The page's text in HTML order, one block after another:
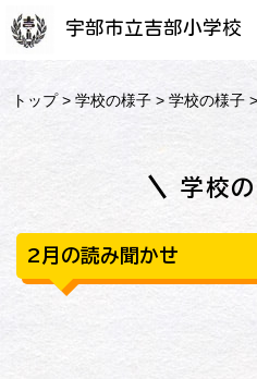
宇部市立吉部小学校
トップ>学校の様子 >学校の様子
学校
2月の読み聞かせ